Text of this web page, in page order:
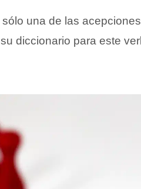
una de las
diccionario para este